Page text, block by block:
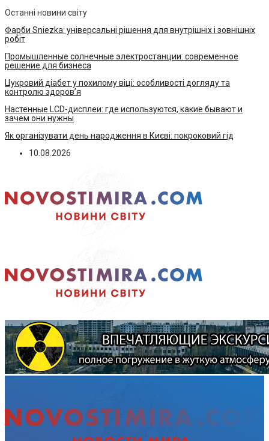
Останні новини світу
Фарби Sniezka: універсальні рішення для внутрішніх і зовнішніх
робіт
Промышленные солнечные электростанции: современное
решение для бизнеса
Цукровий діабет у похилому віці: особливості догляду та
контролю здоров’я
Настенные LCD-дисплеи: где используются, какие бывают и
зачем они нужны
Як організувати день народження в Києві: покроковий гід
10.08.2026